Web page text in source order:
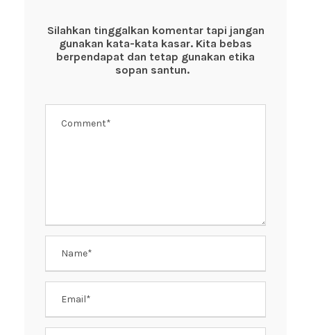
o
o
p
p
Silahkan tinggalkan komentar tapi jangan
gunakan kata-kata kasar. Kita bebas
berpendapat dan tetap gunakan etika
sopan santun.